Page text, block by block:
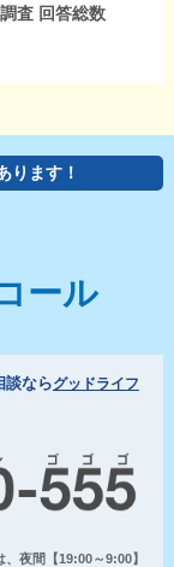
査 回答総数
ります！
ール
談ならグッドライフ
夜間【19:00～9:00】